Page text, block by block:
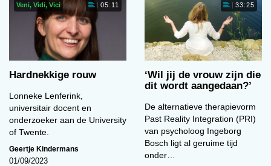
Veni, Vidi, Vici 05:11
Hardnekkige rouw
Lonneke Lenferink,
universitair docent en
onderzoeker aan de University
of Twente.
Geertje Kindermans
01/09/2023
33:25
‘Wil jij de vrouw zijn die
dit wordt aangedaan?’
De alternatieve therapievorm
Past Reality Integration (PRI)
van psycholoog Ingeborg
Bosch ligt al geruime tijd
onder…